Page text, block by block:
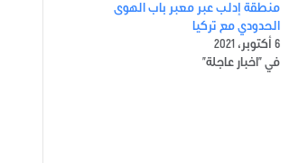
منطقة إدلب عبر معبر باب الهوى
الحدودي مع تركيا
6 أكتوبر، 2021
في "اخبار عاجلة"